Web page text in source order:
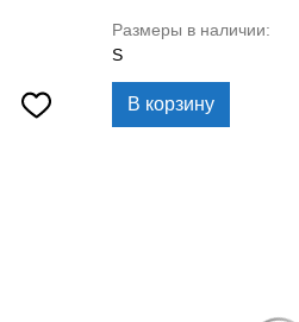
Размеры в наличии:
S
В корзину